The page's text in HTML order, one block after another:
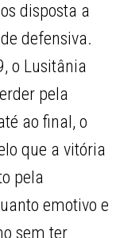
disposta a
defensiva.
o Lusitânia
pela
ao final, o
que a vitória
pela
emotivo e
sem ter